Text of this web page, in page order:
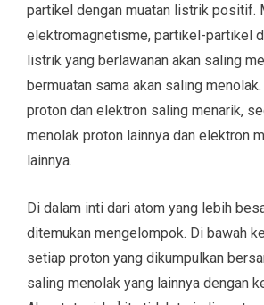
partikel dengan muatan listrik positif.
elektromagnetisme, partikel-partikel
listrik yang berlawanan akan saling
bermuatan sama akan saling
proton dan elektron saling menarik,
menolak proton lainnya dan elektron
lainnya.
Di dalam inti dari atom yang lebih
ditemukan mengelompok. Di bawah
setiap proton yang dikumpulkan
saling menolak yang lainnya dengan